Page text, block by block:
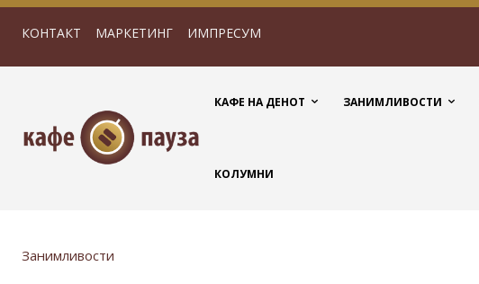
КОНТАКТ МАРКЕТИНГ ИМПРЕСУМ
КАФЕ НА ДЕНОТ ЗАНИМЛИВОСТИ
КОЛУМНИ
Занимливости